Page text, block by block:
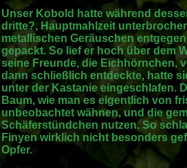
Unser Kobold hatte während
dritte?, Hauptmahlzeit
metallischen Geräuschen
gepackt. So lief er hoch über dem
seine Freunde, die Eichhörnchen,
dann schließlich entdeckte, hatte
unter der Kastanie eingeschlafen.
Baum, wie man es eigentlich von
unbeobachtet wähnen, und die
Schäferstündchen nutzen. So
Finyen wirklich nicht besonders
Opfer.